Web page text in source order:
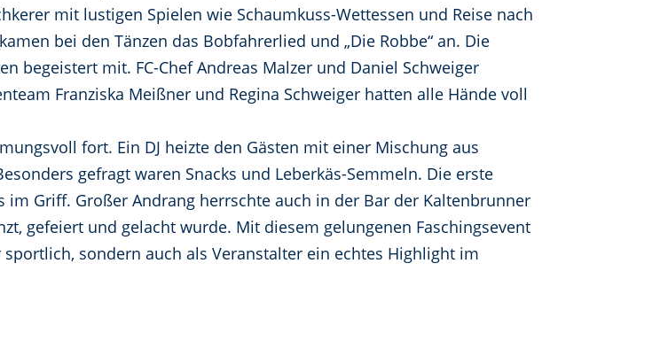
mit lustigen Spielen wie Schaumkuss-Wettessen und Reise nach
bei den Tänzen das Bobfahrerlied und „Die Robbe“ an. Die
begeistert mit. FC-Chef Andreas Malzer und Daniel Schweiger
Franziska Meißner und Regina Schweiger hatten alle Hände voll
fort. Ein DJ heizte den Gästen mit einer Mischung aus
gefragt waren Snacks und Leberkäs-Semmeln. Die erste
Griff. Großer Andrang herrschte auch in der Bar der Kaltenbrunner
gefeiert und gelacht wurde. Mit diesem gelungenen Faschingsevent
sondern auch als Veranstalter ein echtes Highlight im